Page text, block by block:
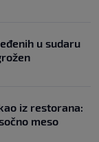
u sudaru
iz restorana:
meso